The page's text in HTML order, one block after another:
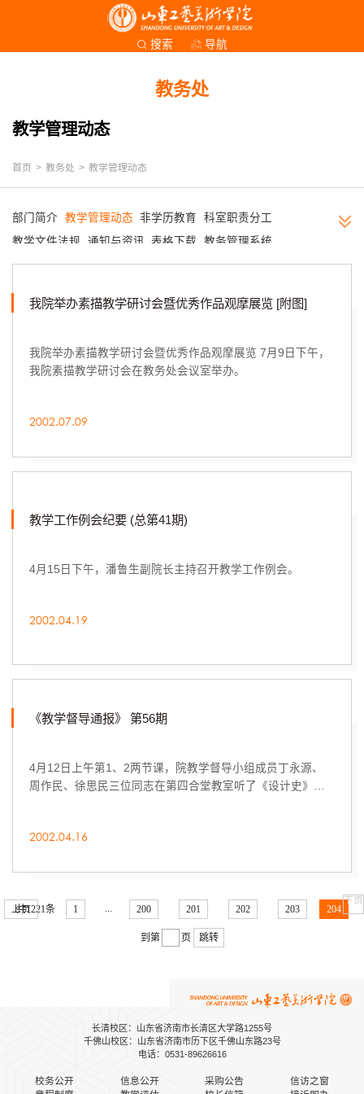
搜索 导航
教务处
教学管理动态
首页 > 教务处 > 教学管理动态
部门简介 教学管理动态 非学历教育
科室职责分工
教学文件法规
通知与资讯 表格下载 教务管理系统
我院举办素描教学研讨会暨优秀作品观摩展览 [附图]
我院举办素描教学研讨会暨优秀作品观摩展览 7月9日下午，
我院素描教学研讨会在教务处会议室举办。
2002.07.09
教学工作例会纪要 (总第41期)
4月15日下午，潘鲁生副院长主持召开教学工作例会。
2002.04.19
《教学督导通报》 第56期
4月12日上午第1、2两节课，院教学督导小组成员丁永源、
周作民、徐思民三位同志在第四合堂教室听了《设计史》课
2002.04.16
共1221条
上页 1 ... 200 201 202 203 204
下页
到第 页 跳转
长清校区：山东省济南市长清区大学路1255号
千佛山校区：山东省济南市历下区千佛山东路23号
电话：0531-89626616
校务公开 信息公开 采购公告
信访之窗